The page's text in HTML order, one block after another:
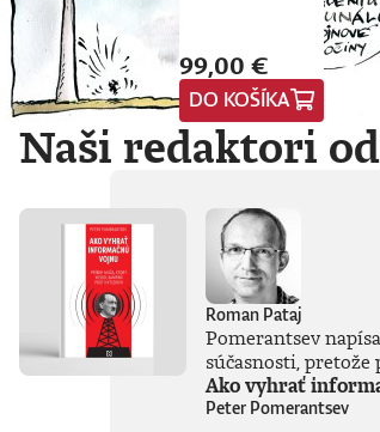
99,00 €
DO KOŠÍKA
Naši redaktori
Roman Pataj
Pomerantsev
súčasnosti,
Ako vyhrať
Peter Pomerantsev